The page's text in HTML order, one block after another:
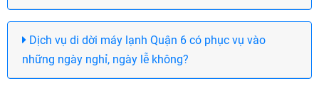
Dịch vụ di dời máy lạnh Quận 6 có phục vụ vào
những ngày nghỉ, ngày lễ không?